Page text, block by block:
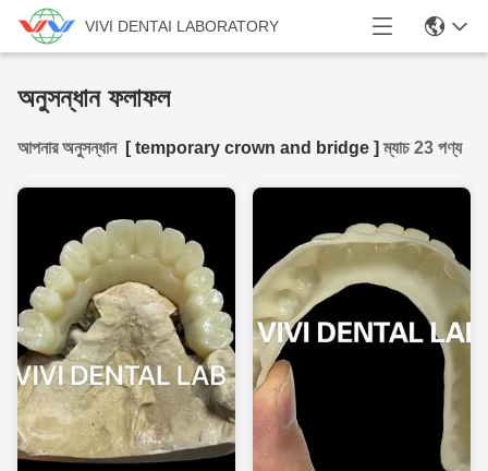
VIVI DENTAI LABORATORY
অনুসন্ধান ফলাফল
আপনার অনুসন্ধান [temporary crown and bridge ] ম্যাচ 23 পণ্য